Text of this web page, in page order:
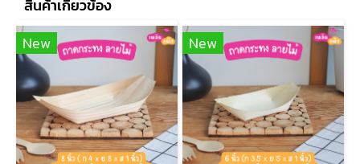
สินค้าเกี่ยวข้อง
New
New